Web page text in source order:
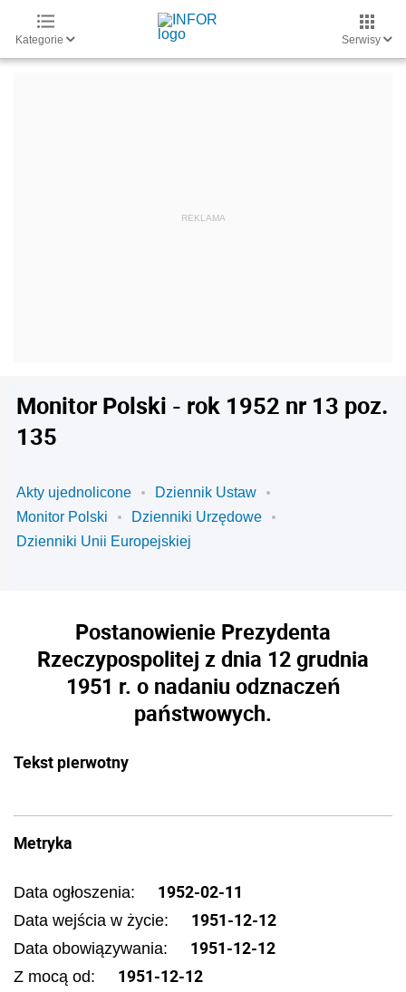
Kategorie Serwisy
Monitor Polski - rok 1952 nr 13 poz.
135
Akty ujednolicone
Dziennik Ustaw
Monitor Polski
Dzienniki Urzędowe
Dzienniki Unii Europejskiej
Postanowienie Prezydenta
Rzeczypospolitej z dnia 12 grudnia
1951 r. o nadaniu odznaczeń
państwowych.
Tekst pierwotny
Metryka
Data ogłoszenia: 1952-02-11
Data wejścia w życie: 1951-12-12
Data obowiązywania: 1951-12-12
Z mocą od: 1951-12-12